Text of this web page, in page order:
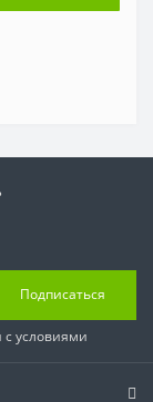
Подписаться
с условиями